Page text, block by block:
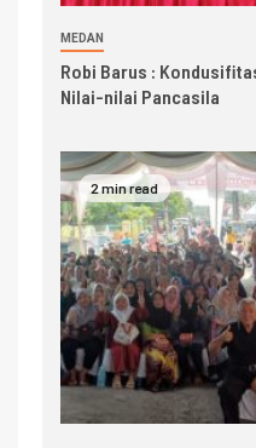
MEDAN
Robi Barus :
Nilai-nilai Pancasila
2 min read